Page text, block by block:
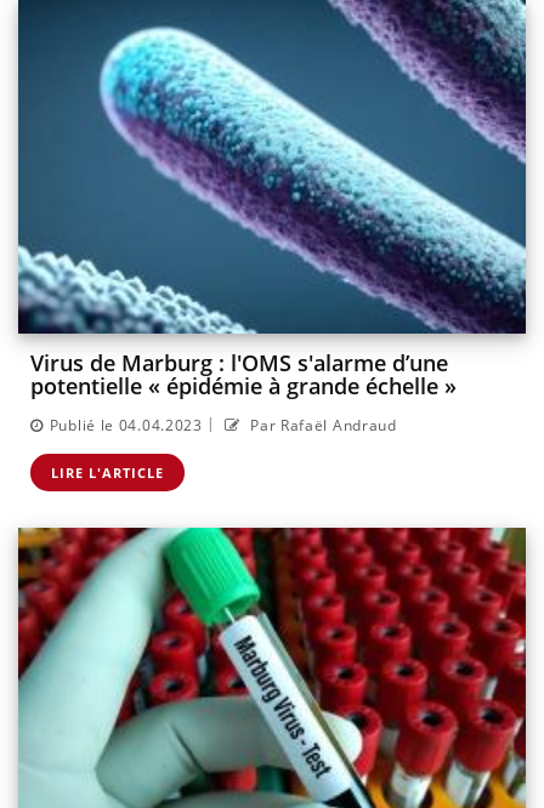
Virus de Marburg : l'OMS s'alarme d’une
potentielle « épidémie à grande échelle »
Publié le 04.04.2023 | Par Rafaël Andraud
LIRE L'ARTICLE